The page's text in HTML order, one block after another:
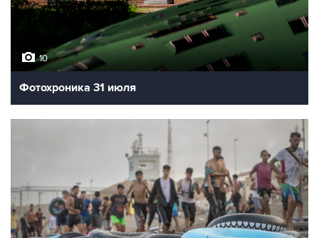
10
Фотохроника 31 июля